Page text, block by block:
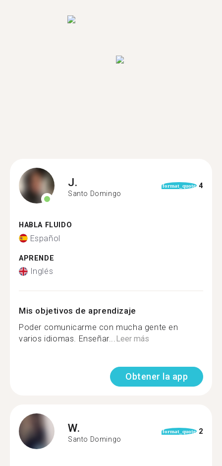
J.
Santo Domingo
format_quote 4
HABLA FLUIDO
Español
APRENDE
Inglés
Mis objetivos de aprendizaje
Poder comunicarme con mucha gente en
varios idiomas. Enseñar...Leer más
Obtener la app
W.
Santo Domingo
format_quote 2